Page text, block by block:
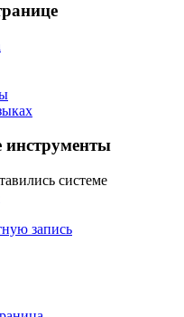
инструменты
системе
запись